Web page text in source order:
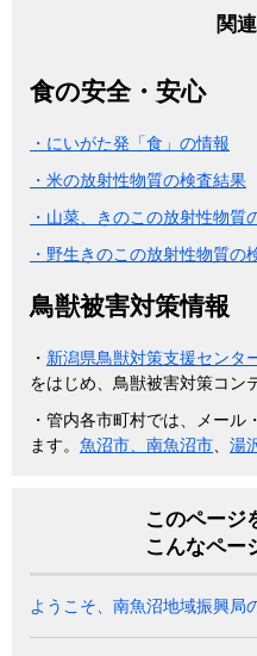
関
食の安全・安心
・にいがた発「食」の情報
・米の放射性物質の検査結果
・山菜、きのこの放射性物質
・野生きのこの放射性物質の
鳥獣被害対策情報
・ 新潟県鳥獣対策支援センタ
をはじめ、鳥獣被害対策コン
・管内各市町村では、メー
ます。 魚沼市、 南魚沼市 湯
このページ
こんなペー
ようこそ、南魚沼地域振興局